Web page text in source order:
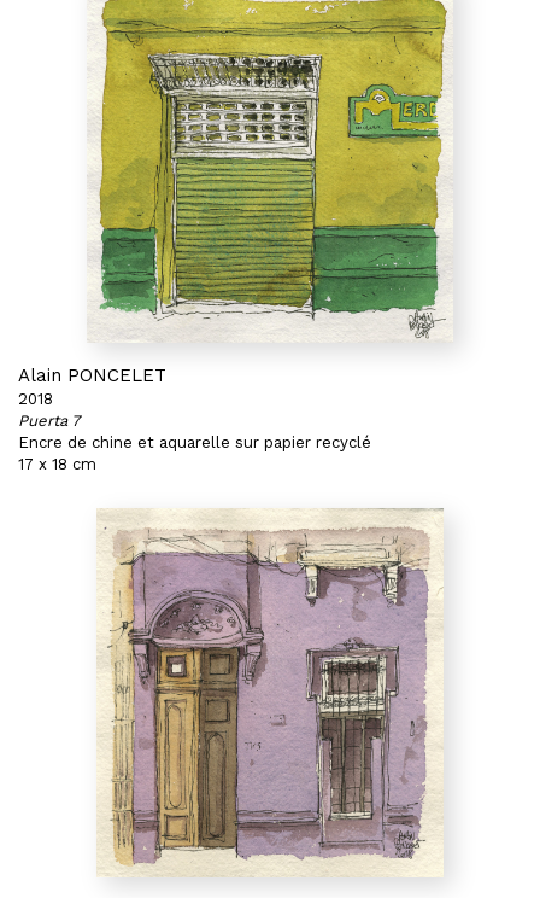
Alain PONCELET
2018
Puerta 7
Encre de chine et aquarelle sur papier recyclé
17 x 18 cm